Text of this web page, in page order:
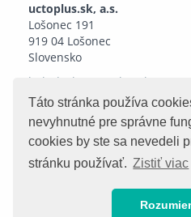
Táto stránka používa
nevyhnutné pre správne
cookies by ste sa nevedeli
stránku používať. Zistiť viac
uctoplus.sk, a.s.
Lošonec 191
919 04 Lošonec
Slovensko
helpdesk@uctoplus.sk
Sociálne siete